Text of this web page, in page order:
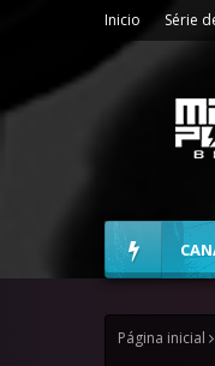
Inicio Série
Página inicial